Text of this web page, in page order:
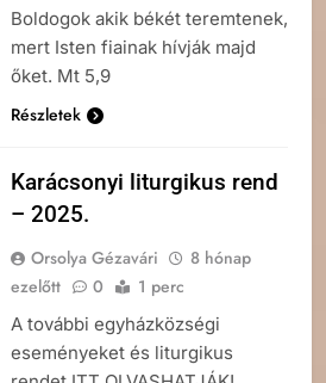
Boldogok akik békét teremtenek,
mert Isten fiainak hívják majd
őket. Mt 5,9
Részletek
Karácsonyi liturgikus rend
– 2025.
Orsolya Gézavári
8 hónap
ezelőtt
0 1 perc
A további egyházközségi
eseményeket és liturgikus